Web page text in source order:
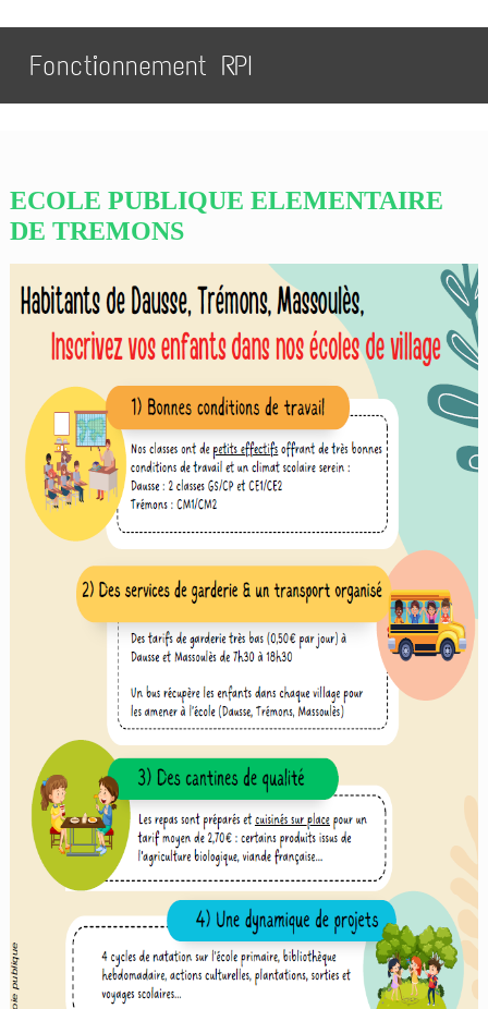
Fonctionnement RPI
ECOLE PUBLIQUE ELEMENTAIRE
DE TREMONS